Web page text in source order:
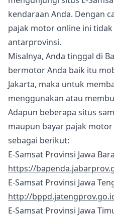
kendaraan Anda. Dengan
pajak motor online ini
antarprovinsi.
Misalnya, Anda tinggal di
bermotor Anda baik itu
Jakarta, maka untuk
menggunakan atau
Adapun beberapa situs
maupun bayar pajak
sebagai berikut:
E-Samsat Provinsi Jawa
https://
E-Samsat Provinsi Jawa
http://
E-Samsat Provinsi Jawa